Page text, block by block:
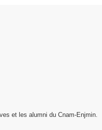
et les alumni du Cnam-Enjmin.